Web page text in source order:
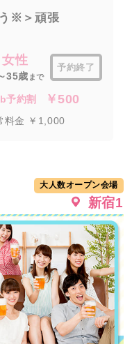
※＞頑張
女性
35歳 まで
予約終了
予約割 ￥500
料金 ￥1,000
大人数オープン会場
新宿1